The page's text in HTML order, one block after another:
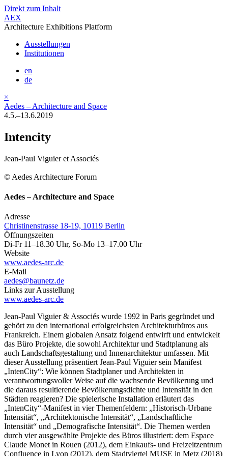
Direkt zum Inhalt
AEX
Architecture Exhibitions Platform
Ausstellungen
Institutionen
en
de
×
Aedes – Architecture and Space
4.5.–13.6.2019
Intencity
Jean-Paul Viguier et Associés
© Aedes Architecture Forum
Aedes – Architecture and Space
Adresse
Christinenstrasse 18-19, 10119 Berlin
Öffnungszeiten
Di-Fr 11–18.30 Uhr, So-Mo 13–17.00 Uhr
Website
www.aedes-arc.de
E-Mail
aedes@baunetz.de
Links zur Ausstellung
www.aedes-arc.de
Jean-Paul Viguier & Associés wurde 1992 in Paris gegründet und
gehört zu den international erfolgreichsten Architekturbüros aus
Frankreich. Einem globalen Ansatz folgend entwirft und entwickelt
das Büro Projekte, die sowohl Architektur und Stadtplanung als
auch Landschaftsgestaltung und Innenarchitektur umfassen. Mit
dieser Ausstellung präsentiert Jean-Paul Viguier sein Manifest
„IntenCity“: Wie können Stadtplaner und Architekten in
verantwortungsvoller Weise auf die wachsende Bevölkerung und
die daraus resultierende Bevölkerungsdichte und Intensität in den
Städten reagieren? Die spielerische Installation erläutert das
„IntenCity“-Manifest in vier Themenfeldern: „Historisch-Urbane
Intensität“, „Architektonische Intensität“, „Landschaftliche
Intensität“ und „Demografische Intensität“. Die Themen werden
durch vier ausgewählte Projekte des Büros illustriert: dem Espace
Claude Monet in Rouen (2012), dem Einkaufs- und Freizeitzentrum
Confluence in Lyon (2012), dem Stadtviertel MUSE in Metz (2018)